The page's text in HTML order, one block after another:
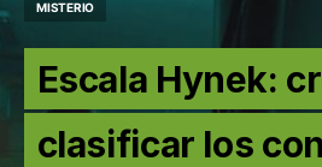
MISTERIO
Escala Hynek:
clasificar los